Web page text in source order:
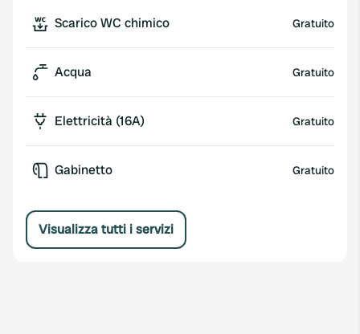
Scarico WC chimico Gratuito
Acqua Gratuito
Elettricità (16A) Gratuito
Gabinetto Gratuito
Visualizza tutti i servizi